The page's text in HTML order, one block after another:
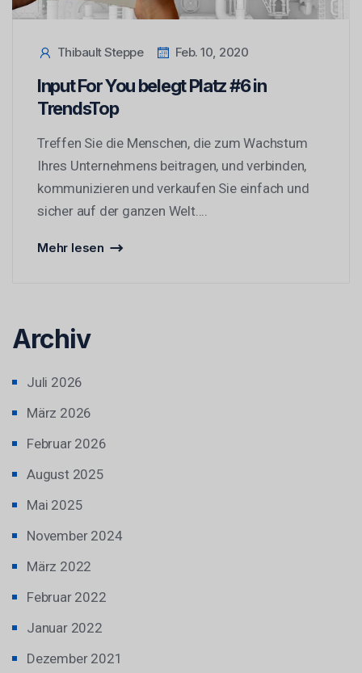
Thibault Steppe Feb. 10, 2020
Input For You belegt Platz #6 in
TrendsTop
Treffen Sie die Menschen, die zum Wachstum
Ihres Unternehmens beitragen, und verbinden,
kommunizieren und verkaufen Sie einfach und
sicher auf der ganzen Welt....
Mehr lesen
Archiv
Juli 2026
März 2026
Februar 2026
August 2025
Mai 2025
November 2024
März 2022
Februar 2022
Januar 2022
Dezember 2021